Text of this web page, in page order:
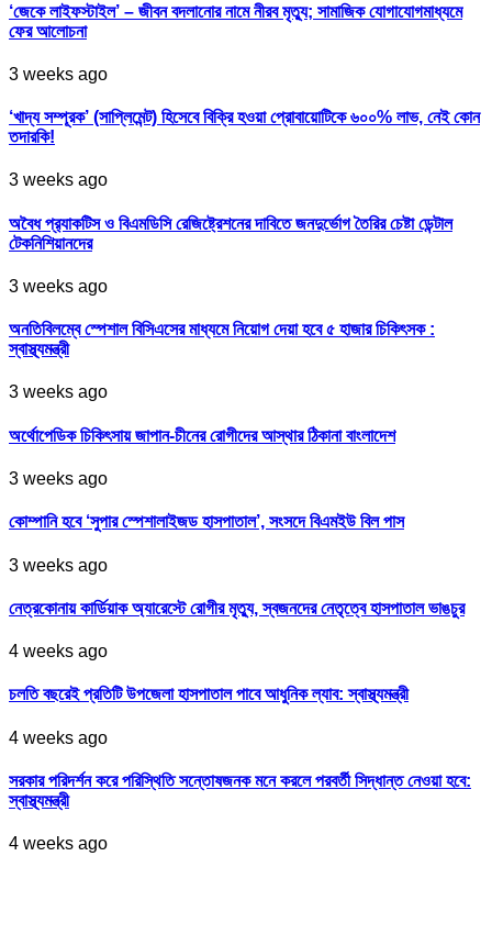
‘জেকে লাইফস্টাইল’ – জীবন বদলানোর নামে নীরব মৃত্যু; সামাজিক যোগাযোগমাধ্যমে
ফের আলোচনা
3 weeks ago
‘খাদ্য সম্পূরক’ (সাপ্লিমেন্ট) হিসেবে বিক্রি হওয়া প্রোবায়োটিকে ৬০০% লাভ, নেই কোন
তদারকি!
3 weeks ago
অবৈধ প্র‍্যাকটিস ও বিএমডিসি রেজিষ্ট্রেশনের দাবিতে জনদুর্ভোগ তৈরির চেষ্টা ডেন্টাল
টেকনিশিয়ানদের
3 weeks ago
অনতিবিলম্বে স্পেশাল বিসিএসের মাধ্যমে নিয়োগ দেয়া হবে ৫ হাজার চিকিৎসক :
স্বাস্থ্যমন্ত্রী
3 weeks ago
অর্থোপেডিক চিকিৎসায় জাপান-চীনের রোগীদের আস্থার ঠিকানা বাংলাদেশ
3 weeks ago
কোম্পানি হবে ‘সুপার স্পেশালাইজড হাসপাতাল’, সংসদে বিএমইউ বিল পাস
3 weeks ago
নেত্রকোনায় কার্ডিয়াক অ্যারেস্টে রোগীর মৃত্যু, স্বজনদের নেতৃত্বে হাসপাতাল ভাঙচুর
4 weeks ago
চলতি বছরেই প্রতিটি উপজেলা হাসপাতাল পাবে আধুনিক ল্যাব: স্বাস্থ্যমন্ত্রী
4 weeks ago
সরকার পরিদর্শন করে পরিস্থিতি সন্তোষজনক মনে করলে পরবর্তী সিদ্ধান্ত নেওয়া হবে:
স্বাস্থ্যমন্ত্রী
4 weeks ago